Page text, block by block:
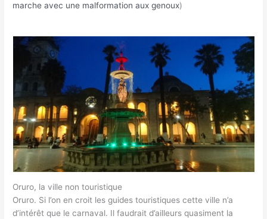
marche avec une malformation aux genoux)
Oruro, la ville non touristique
Oruro. Si l’on en croit les guides touristiques cette ville n’a
d’intérêt que le carnaval. Il faudrait d’ailleurs quasiment la